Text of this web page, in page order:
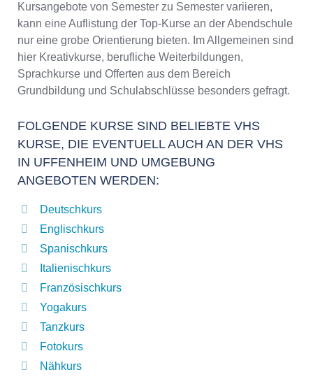
Kursangebote von Semester zu Semester variieren,
kann eine Auflistung der Top-Kurse an der Abendschule
nur eine grobe Orientierung bieten. Im Allgemeinen sind
hier Kreativkurse, berufliche Weiterbildungen,
Sprachkurse und Offerten aus dem Bereich
Grundbildung und Schulabschlüsse besonders gefragt.
FOLGENDE KURSE SIND BELIEBTE VHS
KURSE, DIE EVENTUELL AUCH AN DER VHS
IN UFFENHEIM UND UMGEBUNG
ANGEBOTEN WERDEN:
Deutschkurs
Englischkurs
Spanischkurs
Italienischkurs
Französischkurs
Yogakurs
Tanzkurs
Fotokurs
Nähkurs